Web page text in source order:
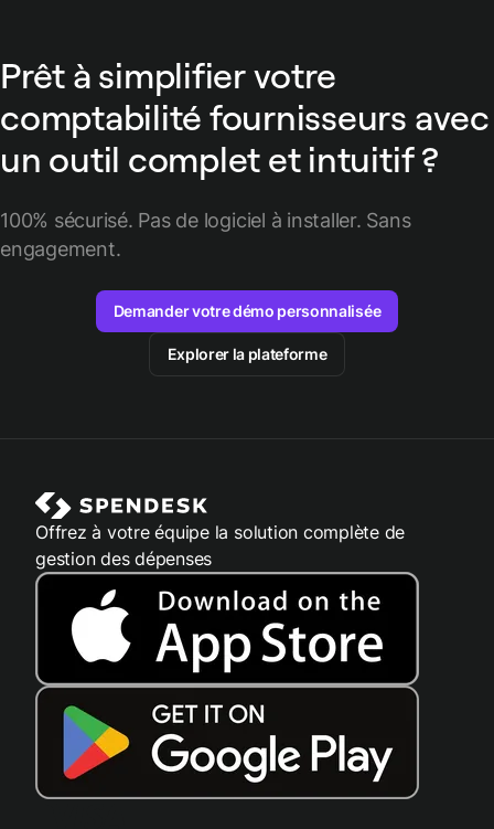
Prêt à simplifier votre
comptabilité fournisseurs avec
un outil complet et intuitif ?
100% sécurisé. Pas de logiciel à installer. Sans
engagement.
Demander votre démo personnalisée
Explorer la plateforme
Offrez à votre équipe la solution complète de
gestion des dépenses